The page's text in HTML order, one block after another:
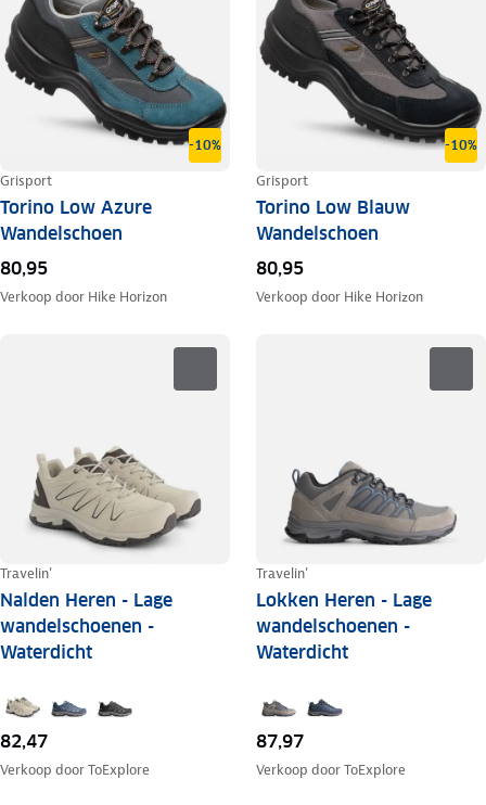
-10%
Grisport
Torino Low Azure
Wandelschoen
80,95
Verkoop door Hike Horizon
-10%
Grisport
Torino Low Blauw
Wandelschoen
80,95
Verkoop door Hike Horizon
Travelin'
Nalden Heren - Lage
wandelschoenen -
Waterdicht
82,47
Verkoop doorToExplore
Travelin'
Lokken Heren - Lage
wandelschoenen -
Waterdicht
87,97
Verkoop doorToExplore